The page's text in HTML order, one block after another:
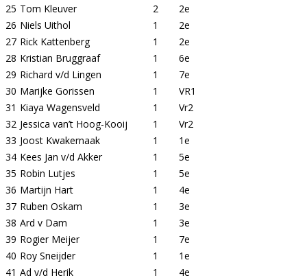
25 Tom Kleuver 2
2e
26 Niels Uithol 1
2e
27 Rick Kattenberg 1
2e
28 Kristian Bruggraaf 1
6e
29 Richard v/d Lingen 1
7e
30 Marijke Gorissen 1
VR1
31 Kiaya Wagensveld 1
Vr2
32 Jessica van’t Hoog-Kooij 1
Vr2
33 Joost Kwakernaak 1
1e
34 Kees Jan v/d Akker 1
5e
35 Robin Lutjes 1
5e
36 Martijn Hart 1
4e
37 Ruben Oskam 1
3e
38 Ard v Dam 1
3e
39 Rogier Meijer 1
7e
40 Roy Sneijder 1
1e
41 Ad v/d Herik 1
4e